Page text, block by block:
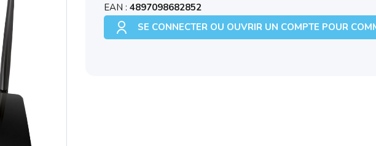
EAN : 4897098682852
SE CONNECTER OU OUVRIR UN COMPTE POUR